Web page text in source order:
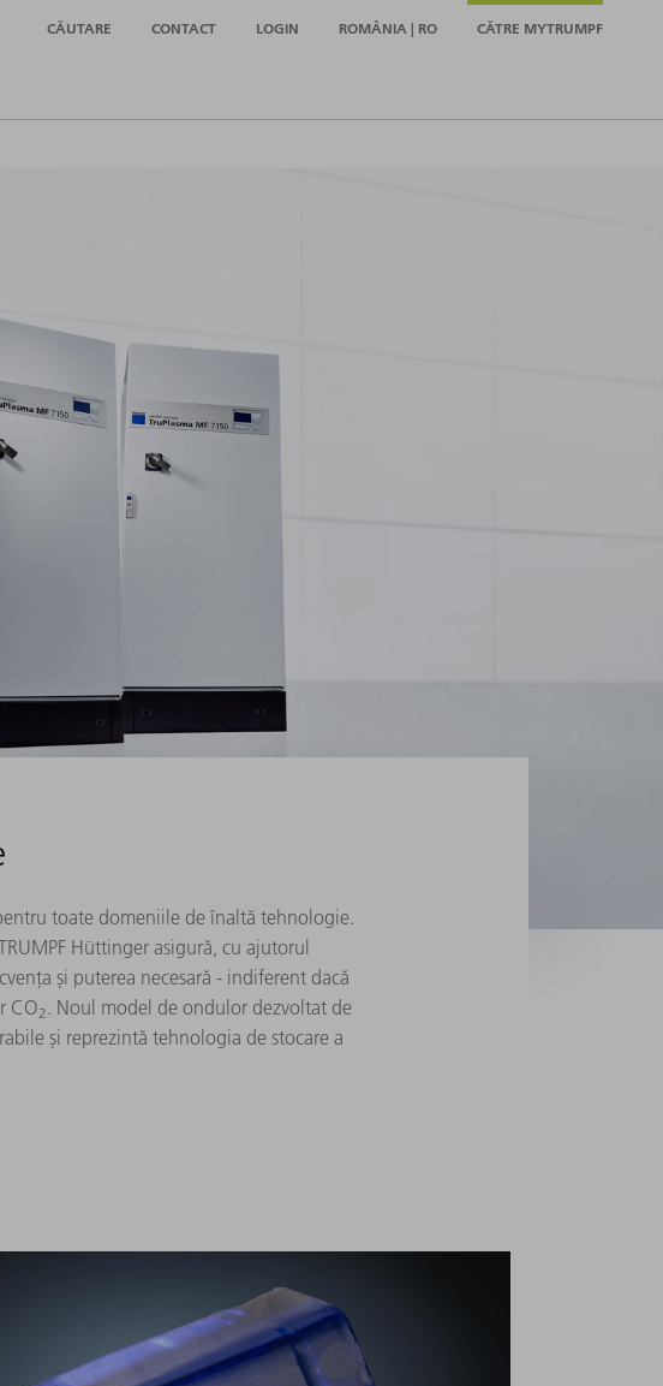
CĂUTARE CONTACT LOGIN ROMÂNIA | RO CĂTRE MYTRUMPF
toate domeniile de înaltă tehnologie.
Hüttinger asigură, cu ajutorul
și puterea necesară - indiferent dacă
CO2. Noul model de ondulor dezvoltat de
și reprezintă tehnologia de stocare a